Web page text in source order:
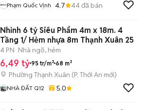
Phạm Quốc Vịnh 4.7 44đã bán
Nhỉnh 6 tỷ Siêu Phẩm 4m x 18m. 4
Tầng 1/ Hẻm nhựa 8m Thạnh Xuân 25
4 PN Nhà ngõ, hẻm
6,49 tỷ 95 tr/m² 68 m²
Phường Thạnh Xuân (P. Thới An mới)
NHÀ ĐẤT Q12 5.0